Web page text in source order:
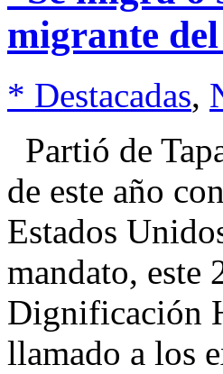
migrante
* Destacadas,
Partió de
de este año
Estados
mandato, este
Dignificación
llamado a los